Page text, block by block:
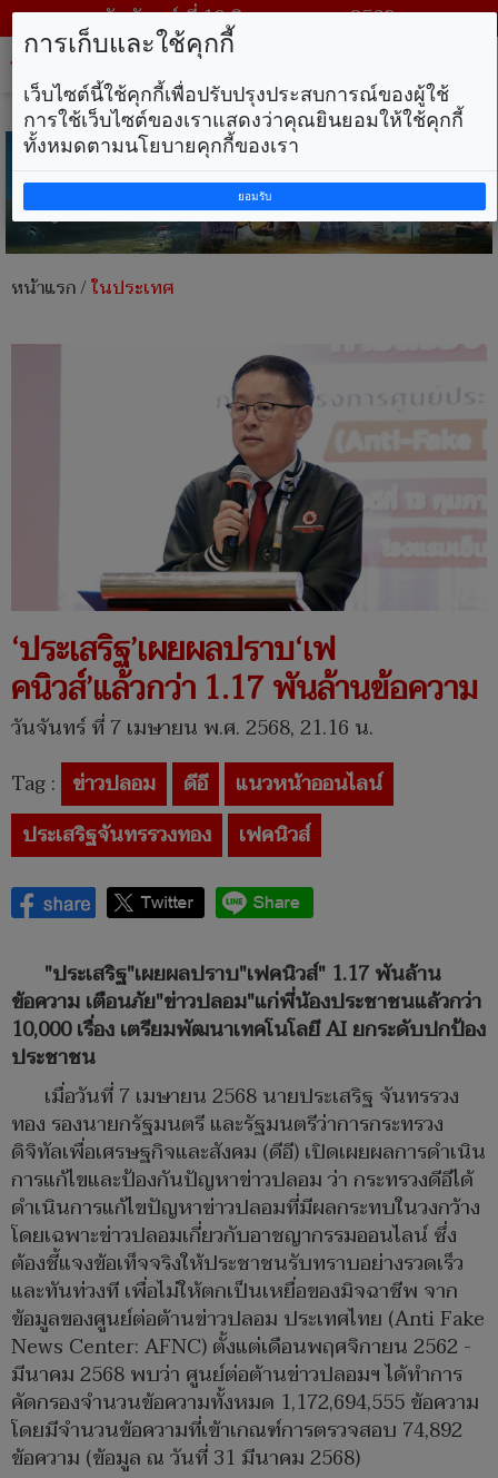
วันจันทร์ ที่ 10 สิงหาคม พ.ศ. 2569
หน้าแรก/ในประเทศ
‘ประเสริฐ’เผยผลปราบ‘เฟ
คนิวส์’แล้วกว่า 1.17 พันล้านข้อความ
วันจันทร์ ที่ 7 เมษายน พ.ศ. 2568, 21.16 น.
Tag : ข่าวปลอม ดีอี
แนวหน้าออนไลน์
ประเสริฐจันทรรวงทอง
เฟคนิวส์
"ประเสริฐ"เผยผลปราบ"เฟคนิวส์" 1.17 พันล้าน
ข้อความ เตือนภัย"ข่าวปลอม"แก่พี่น้องประชาชนแล้วกว่า
10,000 เรื่อง เตรียมพัฒนาเทคโนโลยี AI ยกระดับปกป้อง
ประชาชน
เมื่อวันที่ 7 เมษายน 2568 นายประเสริฐ จันทรรวง
ทอง รองนายกรัฐมนตรี และรัฐมนตรีว่าการกระทรวง
ดิจิทัลเพื่อเศรษฐกิจและสังคม (ดีอี) เปิดเผยผลการดำเนิน
การแก้ไขและป้องกันปัญหาข่าวปลอม ว่า กระทรวงดีอีได้
ดำเนินการแก้ไขปัญหาข่าวปลอมที่มีผลกระทบในวงกว้าง
โดยเฉพาะข่าวปลอมเกี่ยวกับอาชญากรรมออนไลน์ ซึ่ง
ต้องชี้แจงข้อเท็จจริงให้ประชาชนรับทราบอย่างรวดเร็ว
และทันท่วงที เพื่อไม่ให้ตกเป็นเหยื่อของมิจฉาชีพ จาก
ข้อมูลของศูนย์ต่อต้านข่าวปลอม ประเทศไทย (Anti Fake
News Center: AFNC) ตั้งแต่เดือนพฤศจิกายน 2562 -
มีนาคม 2568 พบว่า ศูนย์ต่อต้านข่าวปลอมฯ ได้ทำการ
คัดกรองจำนวนข้อความทั้งหมด 1,172,694,555 ข้อความ
โดยมีจำนวนข้อความที่เข้าเกณฑ์การตรวจสอบ 74,892
ข้อความ (ข้อมูล ณ วันที่ 31 มีนาคม 2568)
การเก็บและใช้คุกกี้
เว็บไซต์นี้ใช้คุกกี้เพื่อปรับปรุงประสบการณ์ของผู้ใช้
การใช้เว็บไซต์ของเราแสดงว่าคุณยินยอมให้ใช้คุกกี้
ทั้งหมดตามนโยบายคุกกี้ของเรา
ยอมรับ